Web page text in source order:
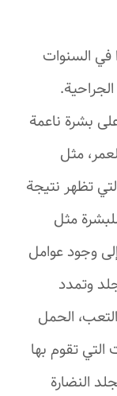
في السنوات
بشرة ناعمة
مثل
تظهر نتيجة
مثل
وجود عوامل
وتمدد
الحمل
التي تقوم بها
النضارة